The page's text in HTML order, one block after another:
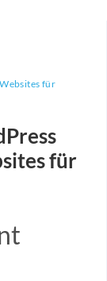
für
für